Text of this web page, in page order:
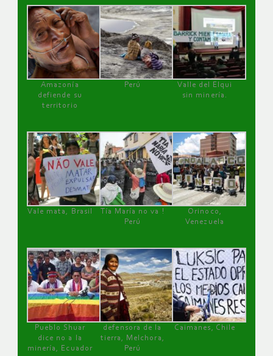
Amazonía
defiende su
territorio
Perú
Valle del Elqui
sin minería.
Vale mata, Brasil
Tía María no va !
Perú
Orinoco,
Venezuela
Pueblo Shuar
dice no a la
minería, Ecuador
defensora de la
tierra, Melchora,
Perú
Caimanes, Chile